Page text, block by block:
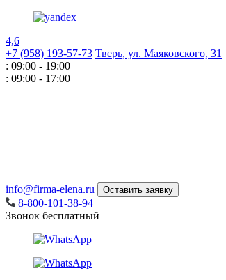
4,6
+7 (958) 193-57-73 Тверь, ул. Маяковского, 31
: 09:00 - 19:00
: 09:00 - 17:00
info@firma-elena.ru Оставить заявку
8-800-101-38-94
Звонок бесплатный